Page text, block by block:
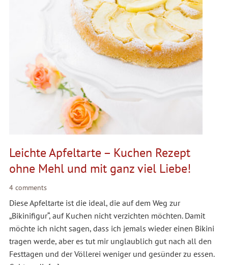
Leichte Apfeltarte – Kuchen Rezept
ohne Mehl und mit ganz viel Liebe!
4 comments
Diese Apfeltarte ist die ideal, die auf dem Weg zur
„Bikinifigur“, auf Kuchen nicht verzichten möchten. Damit
möchte ich nicht sagen, dass ich jemals wieder einen Bikini
tragen werde, aber es tut mir unglaublich gut nach all den
Festtagen und der Völlerei weniger und gesünder zu essen.